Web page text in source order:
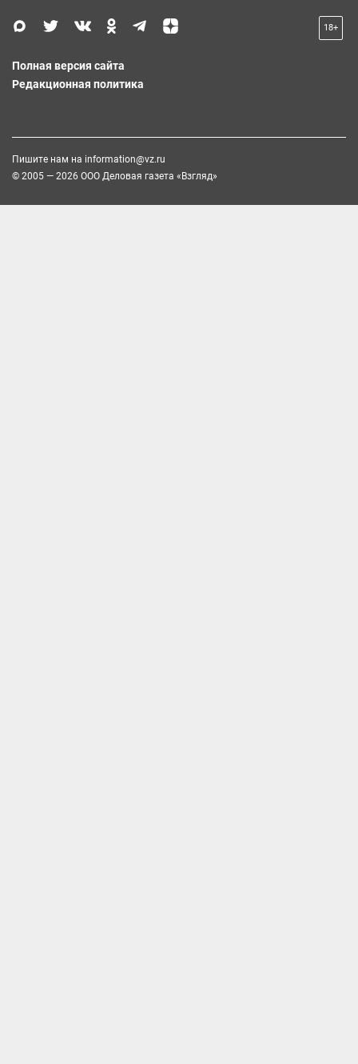
18+
Полная версия сайта
Редакционная политика
Пишите нам на information@vz.ru
© 2005 — 2026 ООО Деловая газета «Взгляд»